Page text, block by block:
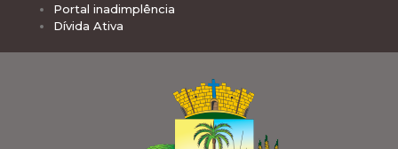
Portal inadimplência
Dívida Ativa